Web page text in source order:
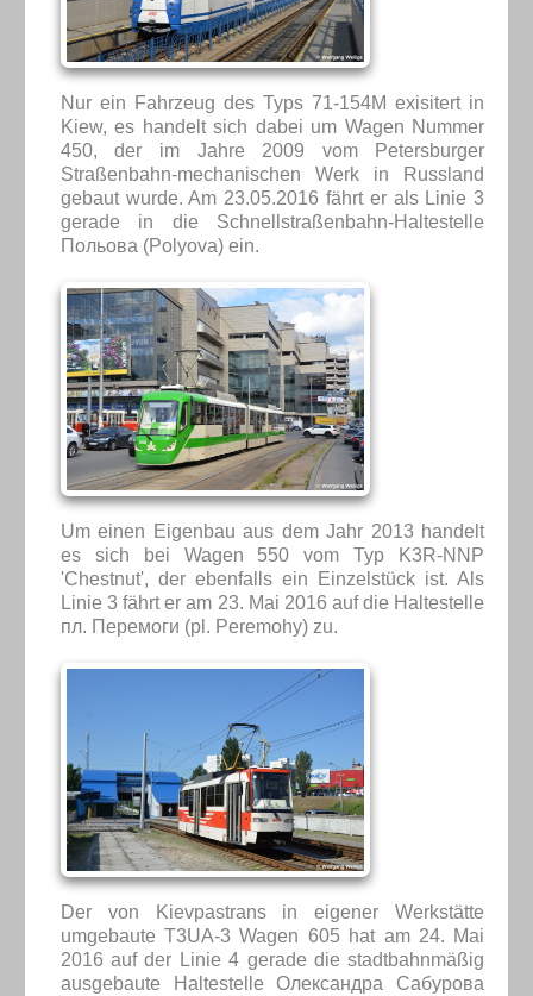
Nur ein Fahrzeug des Typs 71-154M exisitert in
Kiew, es handelt sich dabei um Wagen Nummer
450, der im Jahre 2009 vom Petersburger
Straßenbahn-mechanischen Werk in Russland
gebaut wurde. Am 23.05.2016 fährt er als Linie 3
gerade in die Schnellstraßenbahn-Haltestelle
Польова (Polyova) ein.
Um einen Eigenbau aus dem Jahr 2013 handelt
es sich bei Wagen 550 vom Typ K3R-NNP
'Chestnut', der ebenfalls ein Einzelstück ist. Als
Linie 3 fährt er am 23. Mai 2016 auf die Haltestelle
пл. Перемоги (pl. Peremohy) zu.
Der von Kievpastrans in eigener Werkstätte
umgebaute T3UA-3 Wagen 605 hat am 24. Mai
2016 auf der Linie 4 gerade die stadtbahnmäßig
ausgebaute Haltestelle Олександра Сабурова